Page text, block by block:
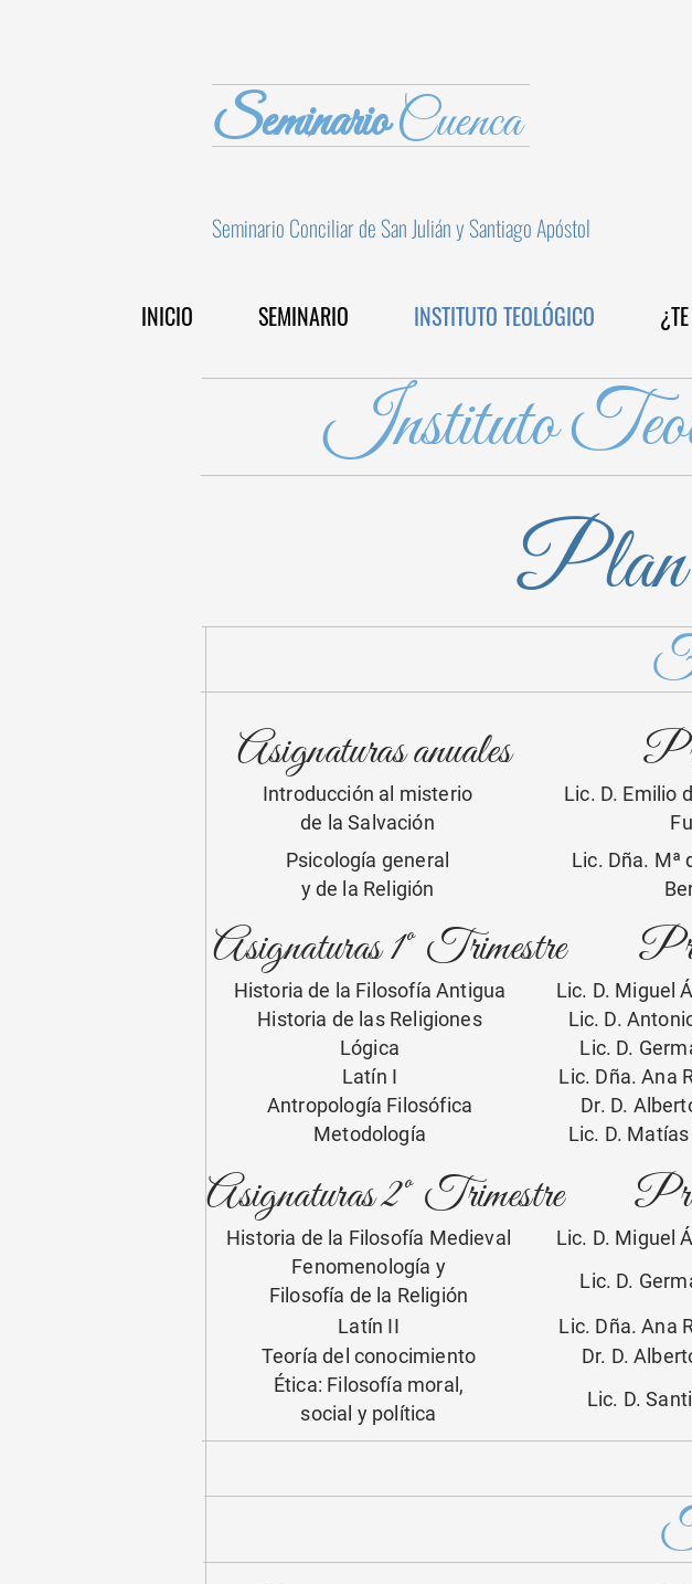
SeminarioCuenca
Seminario Conciliar de San Julián y Santiago Apóstol
INICIO SEMINARIO INSTITUTO TEOLÓGICO
Instituto
Plan
Asignaturas anuales
Introducción al misterio
de la Salvación
Lic. D. Emilio
Asignaturas 1º Trimestre
Historia de la Filosofía Antigua Lic. D. Miguel
Historia de las Religiones
Lic. D.
Lógica
Lic. D.
Latín I
Lic. Dña. Ana
Asignaturas 2º Trimestre
Historia de la Filosofía Medieval
Lic. D. Miguel
Fenomenología y
Filosofía de la Religión
Lic. D.
Teoría del conocimiento
Dr. D.
Ética: Filosofía moral,
social y política
Lic. D.
Psicología general
y de la Religión
Lic. Dña. Mª
Antropología Filosófica Dr. D.
Metodología
Lic. D.
Latín II Lic. Dña. Ana